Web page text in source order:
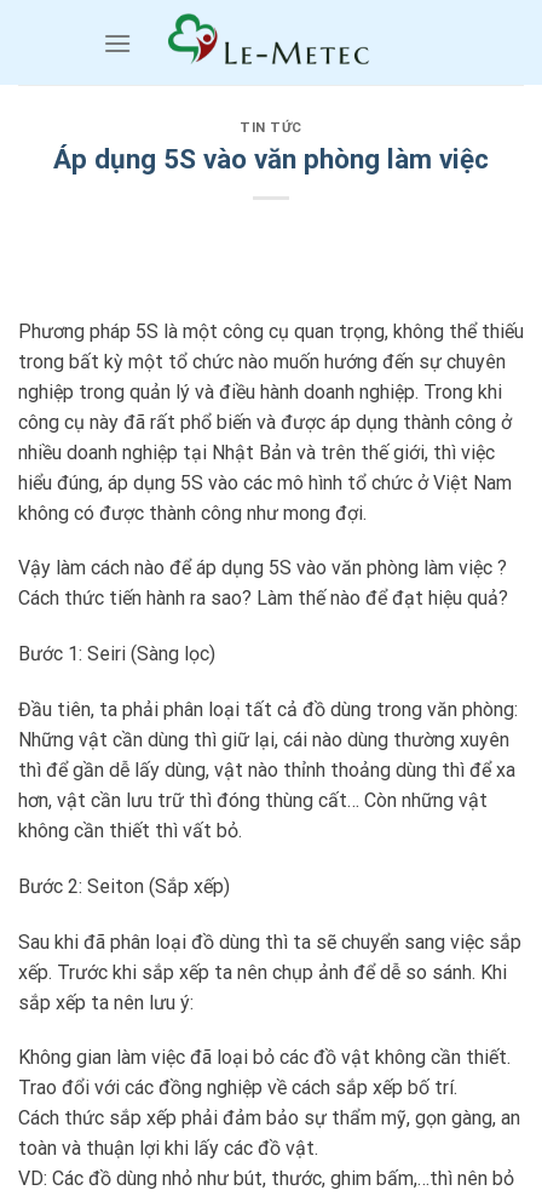
TIN TỨC
Áp dụng 5S vào văn phòng làm việc
Phương pháp 5S là một công cụ quan trọng, không thể thiếu
trong bất kỳ một tổ chức nào muốn hướng đến sự chuyên
nghiệp trong quản lý và điều hành doanh nghiệp. Trong khi
công cụ này đã rất phổ biến và được áp dụng thành công ở
nhiều doanh nghiệp tại Nhật Bản và trên thế giới, thì việc
hiểu đúng, áp dụng 5S vào các mô hình tổ chức ở Việt Nam
không có được thành công như mong đợi.
Vậy làm cách nào để áp dụng 5S vào văn phòng làm việc ?
Cách thức tiến hành ra sao? Làm thế nào để đạt hiệu quả?
Bước 1: Seiri (Sàng lọc)
Đầu tiên, ta phải phân loại tất cả đồ dùng trong văn phòng:
Những vật cần dùng thì giữ lại, cái nào dùng thường xuyên
thì để gần dễ lấy dùng, vật nào thỉnh thoảng dùng thì để xa
hơn, vật cần lưu trữ thì đóng thùng cất… Còn những vật
không cần thiết thì vất bỏ.
Bước 2: Seiton (Sắp xếp)
Sau khi đã phân loại đồ dùng thì ta sẽ chuyển sang việc sắp
xếp. Trước khi sắp xếp ta nên chụp ảnh để dễ so sánh. Khi
sắp xếp ta nên lưu ý:
Không gian làm việc đã loại bỏ các đồ vật không cần thiết.
Trao đổi với các đồng nghiệp về cách sắp xếp bố trí.
Cách thức sắp xếp phải đảm bảo sự thẩm mỹ, gọn gàng, an
toàn và thuận lợi khi lấy các đồ vật.
VD: Các đồ dùng nhỏ như bút, thước, ghim bấm,…thì nên bỏ